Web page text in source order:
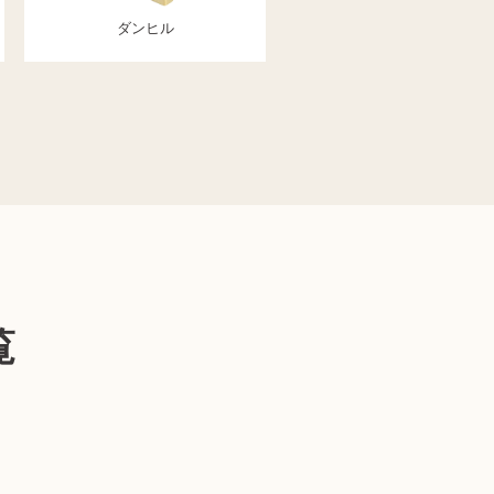
ダンヒル